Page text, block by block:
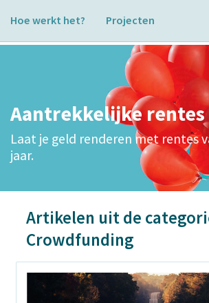
Hoe werkt het? Projecten
Aantrekkelijke rentes
Laat je geld renderen met rentes
jaar.
Artikelen uit de
Crowdfunding